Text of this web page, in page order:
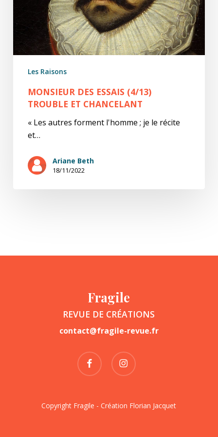
Les Raisons
MONSIEUR DES ESSAIS (4/13)
TROUBLE ET CHANCELANT
« Les autres forment l'homme ; je le récite
et…
Ariane Beth
18/11/2022
Fragile
REVUE DE CRÉATIONS
contact@fragile-revue.fr
facebook instagram
Copyright Fragile - Création Florian Jacquet